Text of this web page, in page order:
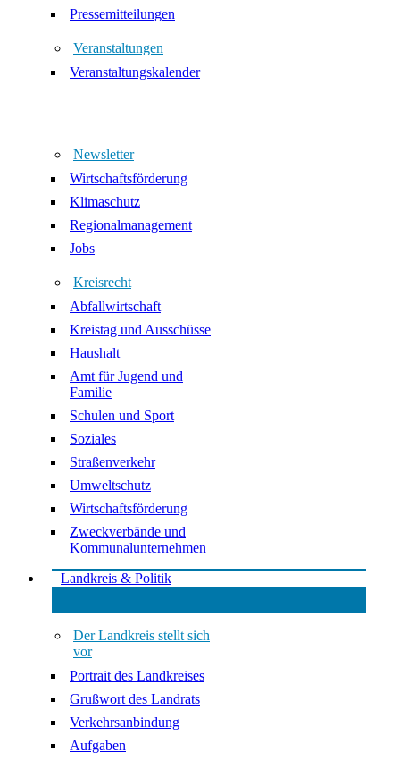
Pressemitteilungen
Veranstaltungen
Veranstaltungskalender
Newsletter
Wirtschaftsförderung
Klimaschutz
Regionalmanagement
Jobs
Kreisrecht
Abfallwirtschaft
Kreistag und Ausschüsse
Haushalt
Amt für Jugend und
Familie
Schulen und Sport
Soziales
Straßenverkehr
Umweltschutz
Wirtschaftsförderung
Zweckverbände und
Kommunalunternehmen
Landkreis & Politik
Der Landkreis stellt sich
vor
Portrait des Landkreises
Grußwort des Landrats
Verkehrsanbindung
Aufgaben